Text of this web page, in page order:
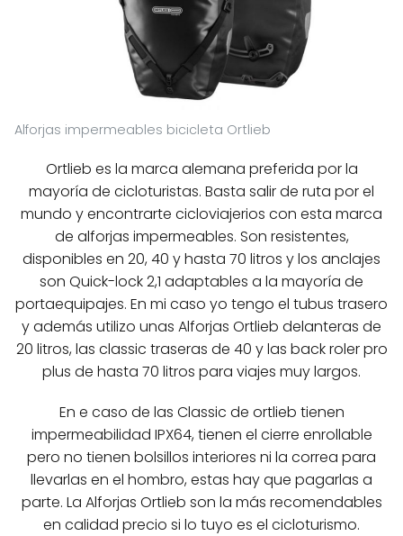
Alforjas impermeables bicicleta Ortlieb
Ortlieb es la marca alemana preferida por la
mayoría de cicloturistas. Basta salir de ruta por el
mundo y encontrarte cicloviajerios con esta marca
de alforjas impermeables. Son resistentes,
disponibles en 20, 40 y hasta 70 litros y los anclajes
son Quick-lock 2,1 adaptables a la mayoría de
portaequipajes. En mi caso yo tengo el tubus trasero
y además utilizo unas Alforjas Ortlieb delanteras de
20 litros, las classic traseras de 40 y las back roler pro
plus de hasta 70 litros para viajes muy largos.
En e caso de las Classic de ortlieb tienen
impermeabilidad IPX64, tienen el cierre enrollable
pero no tienen bolsillos interiores ni la correa para
llevarlas en el hombro, estas hay que pagarlas a
parte. La Alforjas Ortlieb son la más recomendables
en calidad precio si lo tuyo es el cicloturismo.